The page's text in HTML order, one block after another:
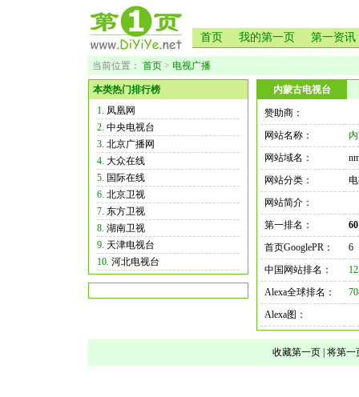
首页 我的第一页 第一资讯
当前位置： 首页 > 电视广播
本类热门排行榜
1. 凤凰网
2. 中央电视台
3. 北京广播网
4. 大众在线
5. 国际在线
6. 北京卫视
7. 东方卫视
8. 湖南卫视
9. 天津电视台
10. 河北电视台
内蒙古电视台
赞助商：
网站名称：
网站域名：
网站分类：
网站简介：
第一排名：
60
首页GooglePR：
6
中国网站排名：
Alexa全球排名：
Alexa图：
收藏第一页 将第一